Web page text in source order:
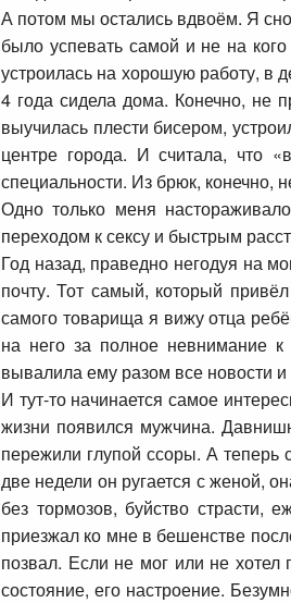
А потом мы остались вдвоём. Я
было успевать самой и не на
устроилась на хорошую работу, в
4 года сидела дома. Конечно, не
выучилась плести бисером,
центре города. И считала, что
специальности. Из брюк, конечно,
Одно только меня
переходом к сексу и быстрым
Год назад, праведно негодуя на
почту. Тот самый, который
самого товарища я вижу отца
на него за полное невнимание к
вывалила ему разом все новости
И тут-то начинается самое
жизни появился мужчина.
пережили глупой ссоры. А
две недели он ругается с женой,
без тормозов, буйство страсти,
приезжал ко мне в бешенстве
позвал. Если не мог или не
состояние, его настроение.